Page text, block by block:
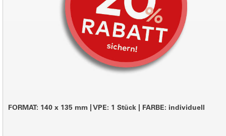
FORMAT: 140 x 135 mm VPE: 1 Stück FARBE: individuell